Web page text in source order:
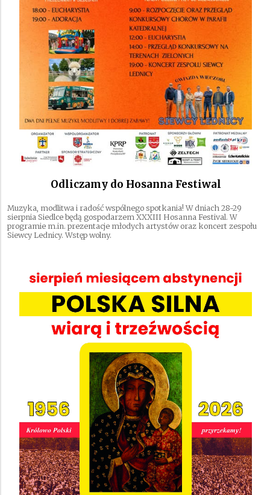
Odliczamy do Hosanna Festiwal
Muzyka, modlitwa i radość wspólnego spotkania! W dniach 28-29
sierpnia Siedlce będą gospodarzem XXXIII Hosanna Festival. W
programie m.in. prezentacje młodych artystów oraz koncert zespołu
Siewcy Lednicy. Wstęp wolny.